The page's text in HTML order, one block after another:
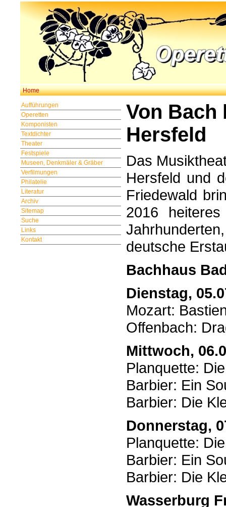
Home
Aufführungen
Operetten
Komponisten
Textdichter
Theater
Festspiele
Museen, Denkmäler & Gräber
Verfilmungen
Philatelie
Literatur
Archiv
Sitemap
Suche
Links
Kontakt
Von Bach
Hersfeld
Das
Hersfeld und
Friedewald
2016
deutsche
Bachhaus
Dienstag,
Mozart:
Offenbach:
Mittwoch,
Planquette:
Barbier: Ein
Barbier: Die
Donnerstag,
Planquette:
Barbier: Ein
Barbier: Die
Wasserburg